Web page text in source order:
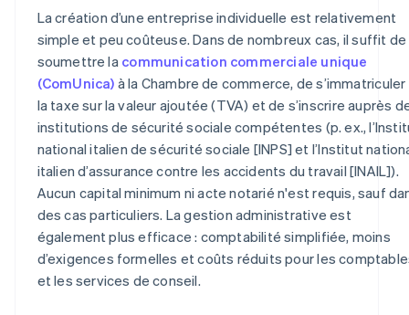
La création d’une entreprise individuelle est relativement
simple et peu coûteuse. Dans de nombreux cas, il suffit de
soumettre la communication commerciale unique
(ComUnica) à la Chambre de commerce, de s’immatriculer
la taxe sur la valeur ajoutée (TVA) et de s’inscrire auprès
institutions de sécurité sociale compétentes (p. ex.,
national italien de sécurité sociale [INPS] et l’Institut
italien d’assurance contre les accidents du travail [INAIL]).
Aucun capital minimum ni acte notarié n'est requis, sauf
des cas particuliers. La gestion administrative est
également plus efficace : comptabilité simplifiée, moins
d’exigences formelles et coûts réduits pour les
et les services de conseil.